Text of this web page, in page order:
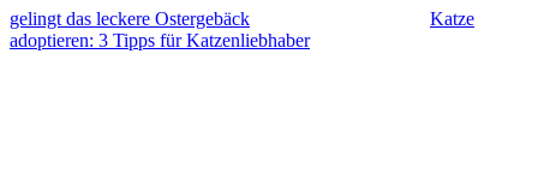
gelingt das leckere Ostergebäck
Katze
adoptieren: 3 Tipps für Katzenliebhaber